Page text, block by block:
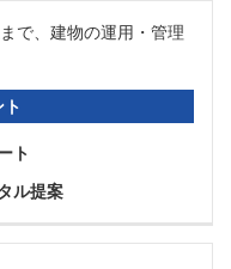
で、建物の運用・管理
ト
ル提案